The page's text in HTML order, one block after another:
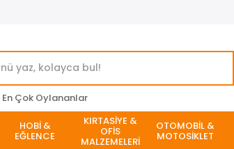
En Çok Oylananlar
HOBİ &
EĞLENCE
KIRTASİYE &
OFİS
MALZEMELERİ
OTOMOBİL &
MOTOSİKLET